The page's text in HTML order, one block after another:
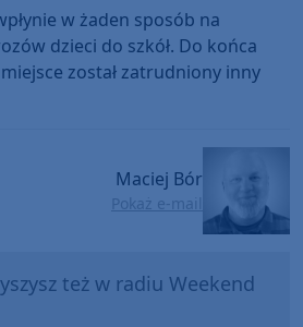
w żaden sposób na
dzieci do szkół. Do końca
został zatrudniony inny
Maciej Bór
Pokaż e-mail
też w radiu Weekend